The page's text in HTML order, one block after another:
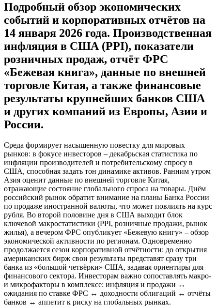
Подробный обзор экономических
событий и корпоративных отчётов на
14 января 2026 года. Производственная
инфляция в США (PPI), показатели
розничных продаж, отчёт ФРС
«Бежевая книга», данные по внешней
торговле Китая, а также финансовые
результаты крупнейших банков США
и других компаний из Европы, Азии и
России.
Среда формирует насыщенную повестку для мировых
рынков: в фокусе инвесторов – декабрьская статистика по
инфляции производителей и потребительскому спросу в
США, способная задать тон динамике активов. Ранним утром
Азия оценит данные по внешней торговле Китая,
отражающие состояние глобального спроса на товары. Днём
российский рынок обратит внимание на планы Банка России
по продаже иностранной валюты, что может повлиять на курс
рубля. Во второй половине дня в США выходит блок
ключевой макростатистики (PPI, розничные продажи, рынок
жилья), а вечером ФРС опубликует «Бежевую книгу» – обзор
экономической активности по регионам. Одновременно
продолжается сезон корпоративной отчётности: до открытия
американских бирж свои результаты представят сразу три
банка из «большой четвёрки» США, задавая ориентиры для
финансового сектора. Инвесторам важно сопоставлять макро-
и микрофакторы в комплексе: инфляция и продажи ↔
ожидания по ставке ФРС ↔ доходности облигаций ↔ отчёты
банков ↔ аппетит к риску на глобальных рынках.